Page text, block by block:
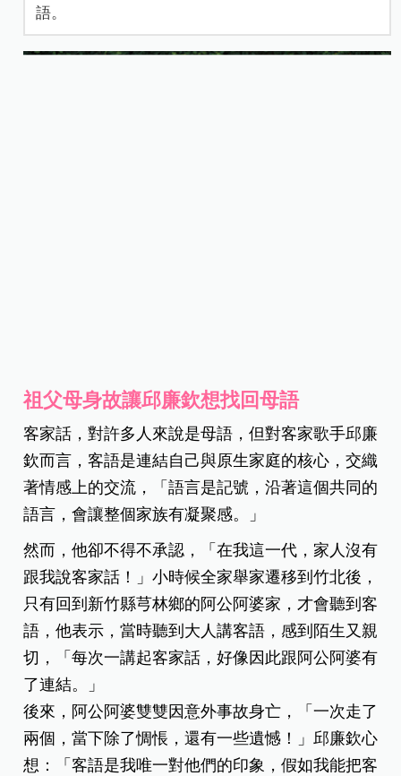
語。
祖父母身故讓邱廉欽想找回母語
客家話，對許多人來說是母語，但對客家歌手邱廉
欽而言，客語是連結自己與原生家庭的核心，交織
著情感上的交流，「語言是記號，沿著這個共同的
語言，會讓整個家族有凝聚感。」
然而，他卻不得不承認，「在我這一代，家人沒有
跟我說客家話！」小時候全家舉家遷移到竹北後，
只有回到新竹縣芎林鄉的阿公阿婆家，才會聽到客
語，他表示，當時聽到大人講客語，感到陌生又親
切，「每次一講起客家話，好像因此跟阿公阿婆有
了連結。」
後來，阿公阿婆雙雙因意外事故身亡，「一次走了
兩個，當下除了惆悵，還有一些遺憾！」邱廉欽心
想：「客語是我唯一對他們的印象，假如我能把客